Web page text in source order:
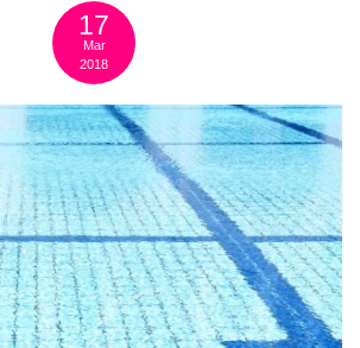
17
Mar
2018